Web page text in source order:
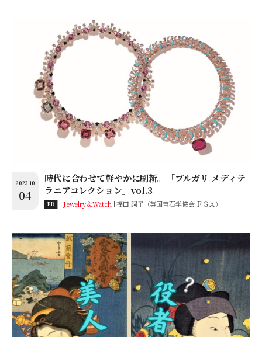
2023.10
04
時代に合わせて軽やかに刷新。「ブルガリ メディテ
ラニアコレクション」vol.3
PR Jewelry＆Watch 福田 詞子（英国宝石学協会 ＦＧＡ）